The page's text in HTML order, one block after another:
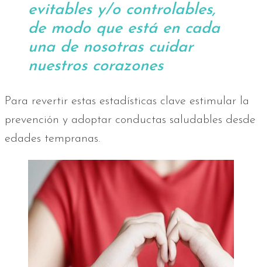
evitables y/o controlables,
de modo que está en cada
una de nosotras cuidar
nuestros corazones
Para revertir estas estadísticas clave estimular la
prevención y adoptar conductas saludables desde
edades tempranas.